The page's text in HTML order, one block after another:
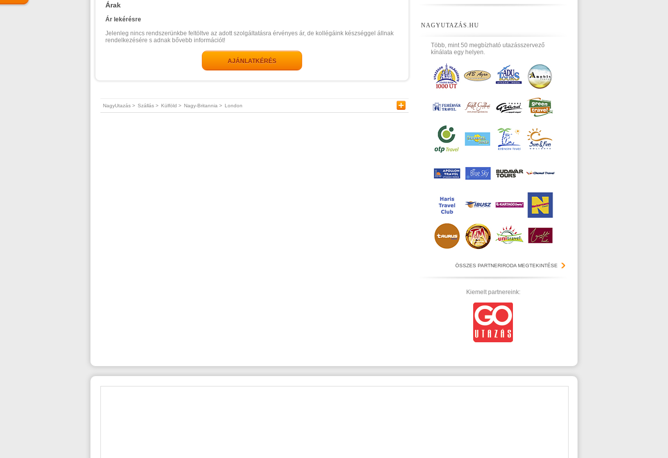
Árak
Ár lekérésre
Jelenleg nincs rendszerünkbe feltöltve az adott szolgáltatásra érvényes ár, de kollégáink készséggel állnak
rendelkezésére s adnak bővebb információt!
AJÁNLATKÉRÉS
NagyUtazás > Szállás > Külföld > Nagy-Britannia > London
NAGYUTAZÁS.HU
Több, mint 50 megbízható utazásszervező
kínálata egy helyen.
ÖSSZES PARTNERIRODA MEGTEKINTÉSE
Kiemelt partnereink: